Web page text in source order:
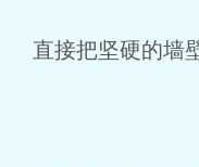
直接把坚硬的墙